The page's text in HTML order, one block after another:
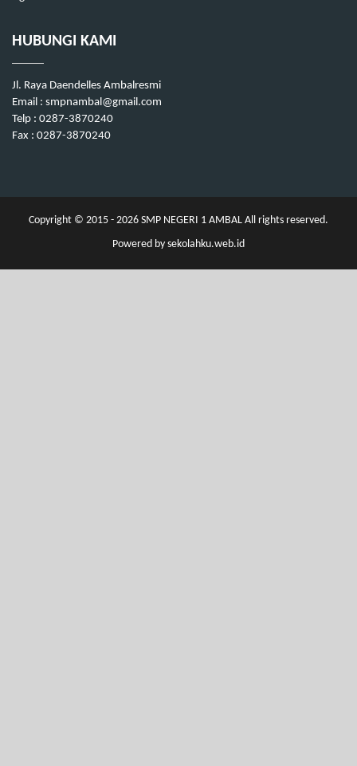
HUBUNGI KAMI
Jl. Raya Daendelles Ambalresmi
Email : smpnambal@gmail.com
Telp : 0287-3870240
Fax : 0287-3870240
Copyright © 2015 - 2026 SMP NEGERI 1 AMBAL All rights reserved.
Powered by sekolahku.web.id